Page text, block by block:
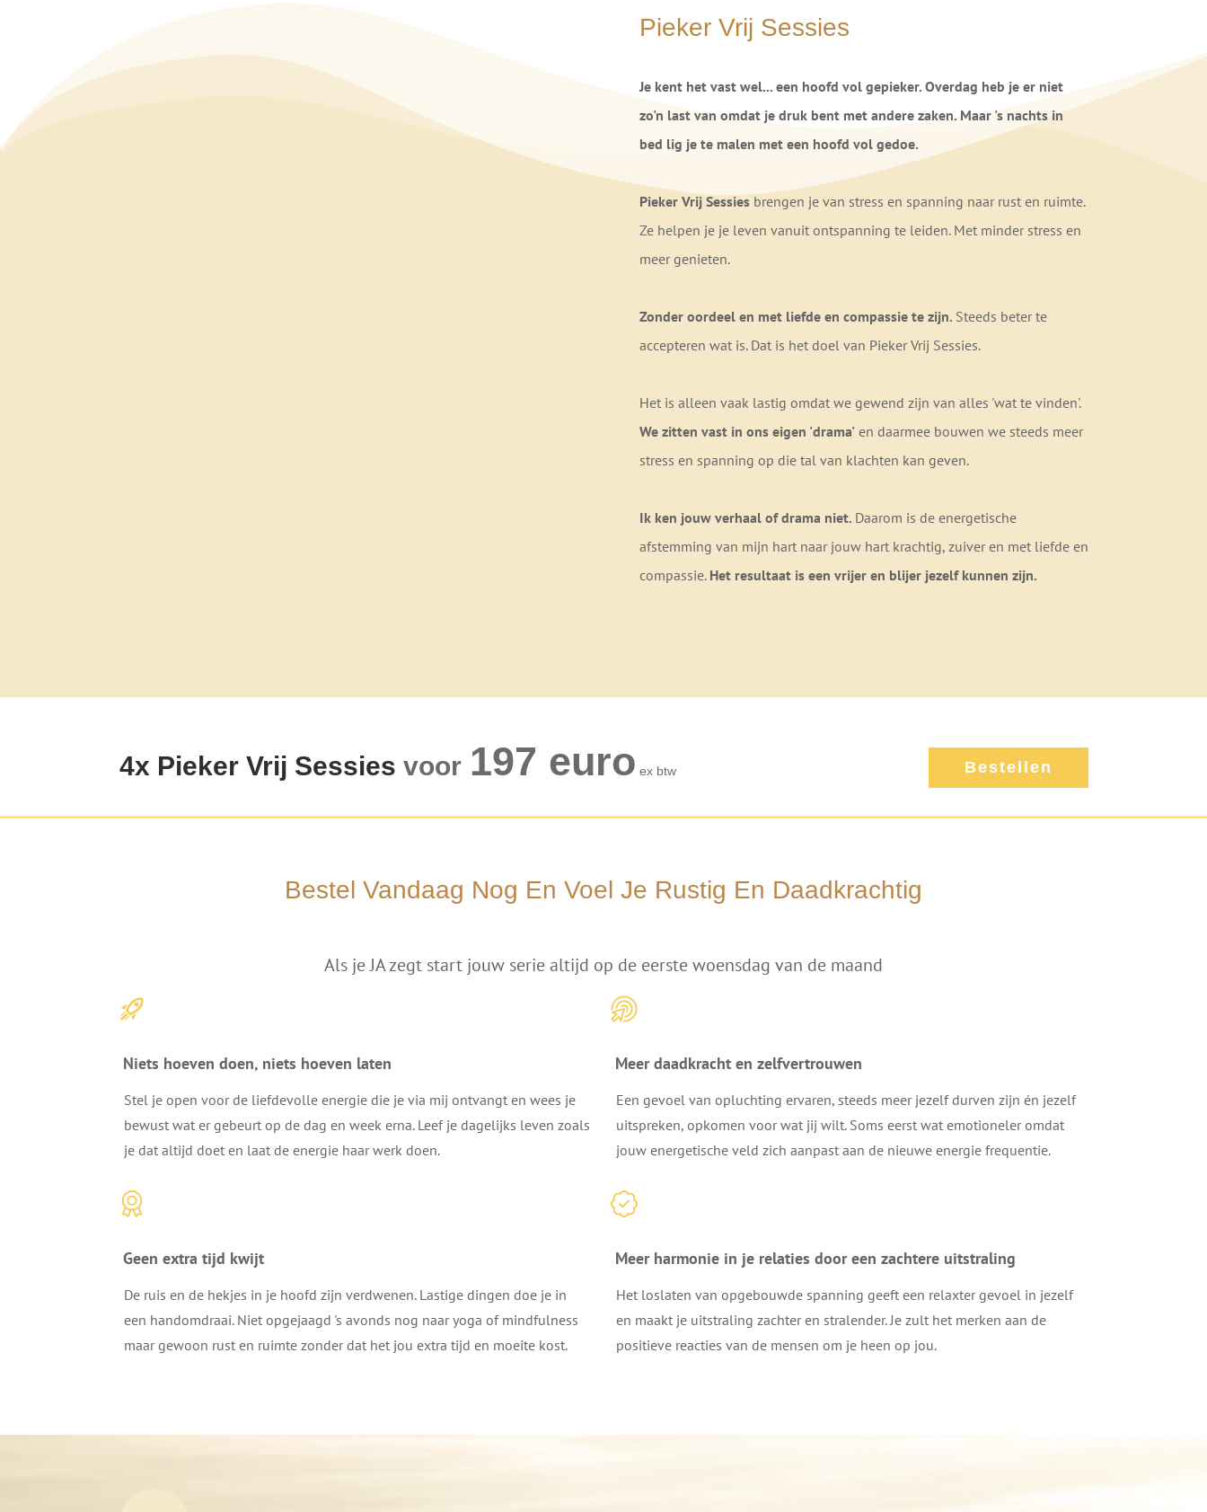
Pieker Vrij Sessies
Je kent het vast wel... een hoofd vol gepieker. Overdag heb je er niet
zo'n last van omdat je druk bent met andere zaken. Maar 's nachts in
bed lig je te malen met een hoofd vol gedoe.
Pieker Vrij Sessies brengen je van stress en spanning naar rust en ruimte.
Ze helpen je je leven vanuit ontspanning te leiden. Met minder stress en
meer genieten.
Zonder oordeel en met liefde en compassie te zijn. Steeds beter te
accepteren wat is. Dat is het doel van Pieker Vrij Sessies.
Het is alleen vaak lastig omdat we gewend zijn van alles 'wat te vinden'.
We zitten vast in ons eigen 'drama' en daarmee bouwen we steeds meer
stress en spanning op die tal van klachten kan geven.
Ik ken jouw verhaal of drama niet. Daarom is de energetische
afstemming van mijn hart naar jouw hart krachtig, zuiver en met liefde en
compassie. Het resultaat is een vrijer en blijer jezelf kunnen zijn.
4x Pieker Vrij Sessies voor 197 euro ex btw Bestellen
Bestel Vandaag Nog En Voel Je Rustig En Daadkrachtig
Als je JA zegt start jouw serie altijd op de eerste woensdag van de maand
Niets hoeven doen, niets hoeven laten
Stel je open voor de liefdevolle energie die je via mij ontvangt en wees je
bewust wat er gebeurt op de dag en week erna. Leef je dagelijks leven zoals
je dat altijd doet en laat de energie haar werk doen.
Meer daadkracht en zelfvertrouwen
Een gevoel van opluchting ervaren, steeds meer jezelf durven zijn én jezelf
uitspreken, opkomen voor wat jij wilt. Soms eerst wat emotioneler omdat
jouw energetische veld zich aanpast aan de nieuwe energie frequentie.
Geen extra tijd kwijt
De ruis en de hekjes in je hoofd zijn verdwenen. Lastige dingen doe je in
een handomdraai. Niet opgejaagd 's avonds nog naar yoga of mindfulness
maar gewoon rust en ruimte zonder dat het jou extra tijd en moeite kost.
Meer harmonie in je relaties door een zachtere uitstraling
Het loslaten van opgebouwde spanning geeft een relaxter gevoel in jezelf
en maakt je uitstraling zachter en stralender. Je zult het merken aan de
positieve reacties van de mensen om je heen op jou.